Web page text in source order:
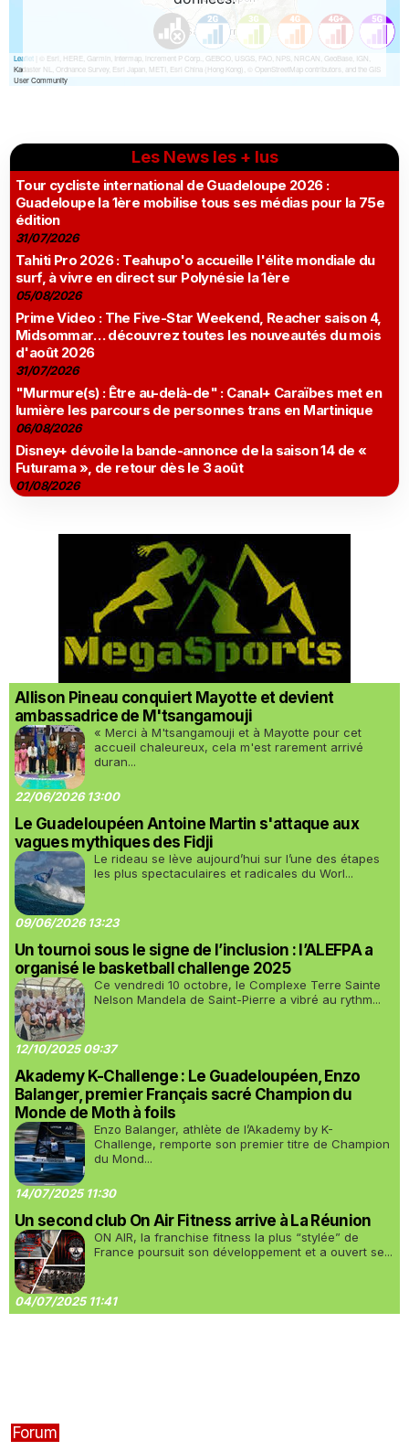
Les News les + lus
Tour cycliste international de Guadeloupe 2026 :
Guadeloupe la 1ère mobilise tous ses médias pour la 75e
édition
31/07/2026
Tahiti Pro 2026 : Teahupo'o accueille l'élite mondiale du
surf, à vivre en direct sur Polynésie la 1ère
05/08/2026
Prime Video : The Five-Star Weekend, Reacher saison 4,
Midsommar… découvrez toutes les nouveautés du mois
d'août 2026
31/07/2026
"Murmure(s) : Être au-delà-de" : Canal+ Caraïbes met en
lumière les parcours de personnes trans en Martinique
06/08/2026
Disney+ dévoile la bande-annonce de la saison 14 de «
Futurama », de retour dès le 3 août
01/08/2026
Allison Pineau conquiert Mayotte et devient
ambassadrice de M'tsangamouji
« Merci à M'tsangamouji et à Mayotte pour cet
accueil chaleureux, cela m'est rarement arrivé
duran...
22/06/2026 13:00
Le Guadeloupéen Antoine Martin s'attaque aux
vagues mythiques des Fidji
Le rideau se lève aujourd’hui sur l’une des étapes
les plus spectaculaires et radicales du Worl...
09/06/2026 13:23
Un tournoi sous le signe de l’inclusion : l’ALEFPA a
organisé le basketball challenge 2025
Ce vendredi 10 octobre, le Complexe Terre Sainte
Nelson Mandela de Saint-Pierre a vibré au rythm...
12/10/2025 09:37
Akademy K-Challenge : Le Guadeloupéen, Enzo
Balanger, premier Français sacré Champion du
Monde de Moth à foils
Enzo Balanger, athlète de l’Akademy by K-
Challenge, remporte son premier titre de Champion
du Mond...
14/07/2025 11:30
Un second club On Air Fitness arrive à La Réunion
ON AIR, la franchise fitness la plus “stylée” de
France poursuit son développement et a ouvert se...
04/07/2025 11:41
Forum